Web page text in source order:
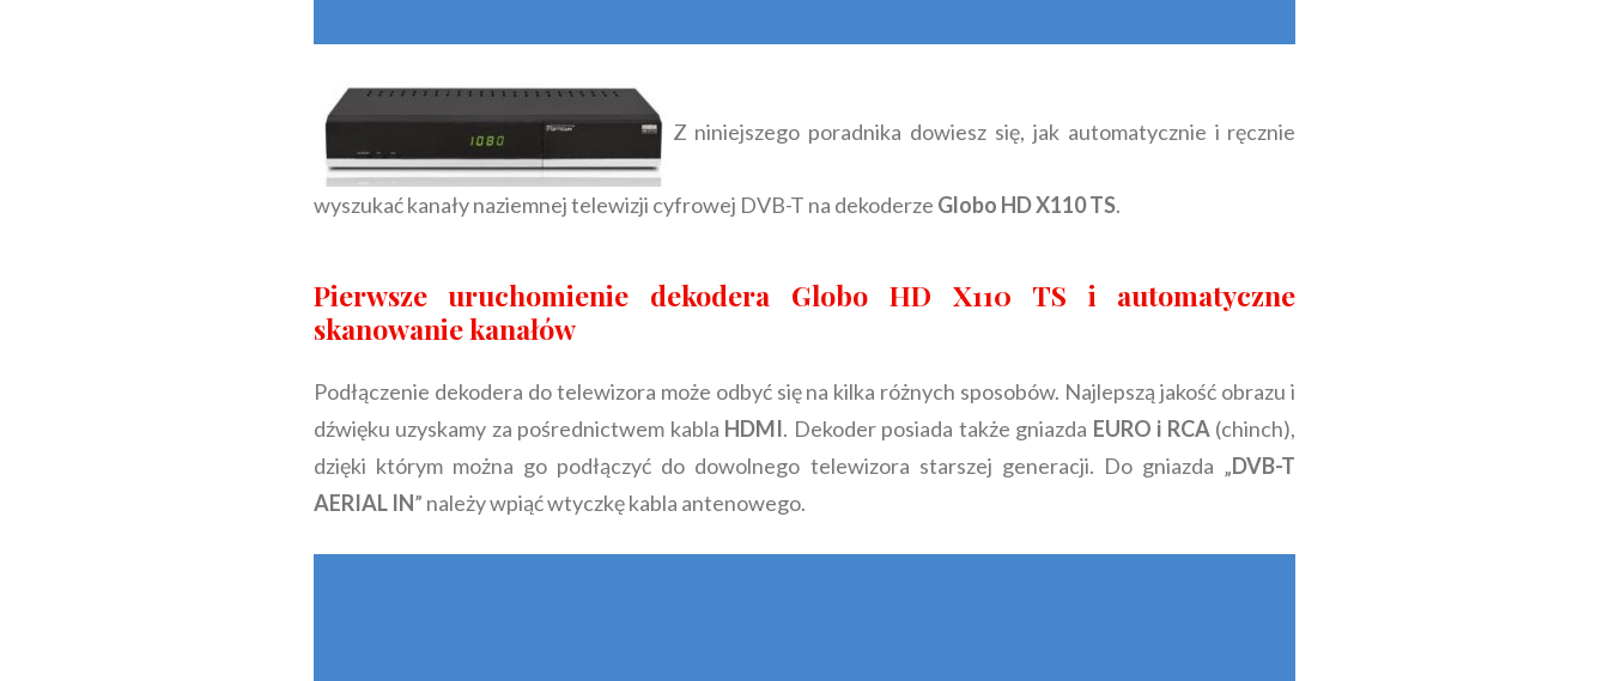
Z niniejszego poradnika dowiesz się, jak automatycznie i ręcznie
wyszukać kanały naziemnej telewizji cyfrowej DVB-T na dekoderze Globo HD X110 TS.
Pierwsze uruchomienie dekodera Globo HD X110 TS i automatyczne
skanowanie kanałów
Podłączenie dekodera do telewizora może odbyć się na kilka różnych sposobów. Najlepszą jakość obrazu i
dźwięku uzyskamy za pośrednictwem kabla HDMI. Dekoder posiada także gniazda EURO i RCA(chinch),
dzięki którym można go podłączyć do dowolnego telewizora starszej generacji. Do gniazda „DVB-T
AERIAL IN” należy wpiąć wtyczkę kabla antenowego.